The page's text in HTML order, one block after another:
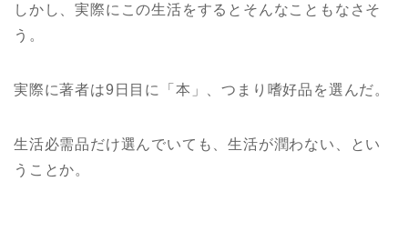
しかし、実際にこの生活をするとそんなこともなさそ
う。
実際に著者は9日目に「本」、つまり嗜好品を選んだ。
生活必需品だけ選んでいても、生活が潤わない、とい
うことか。